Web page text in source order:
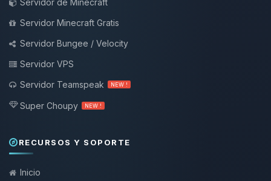
Servidor de Minecraft
Servidor Minecraft Gratis
Servidor Bungee / Velocity
Servidor VPS
Servidor Teamspeak
NEW !
Super Choupy NEW !
RECURSOS Y SOPORTE
Inicio